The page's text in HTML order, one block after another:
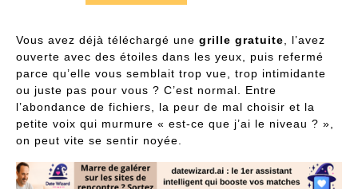
Vous avez déjà téléchargé une grille gratuite , l’avez
ouverte avec des étoiles dans les yeux, puis refermé
parce qu’elle vous semblait trop vue, trop intimidante
ou juste pas pour vous ? C’est normal. Entre
l’abondance de fichiers, la peur de mal choisir et la
petite voix qui murmure « est-ce que j’ai le niveau ? »,
on peut vite se sentir noyée.